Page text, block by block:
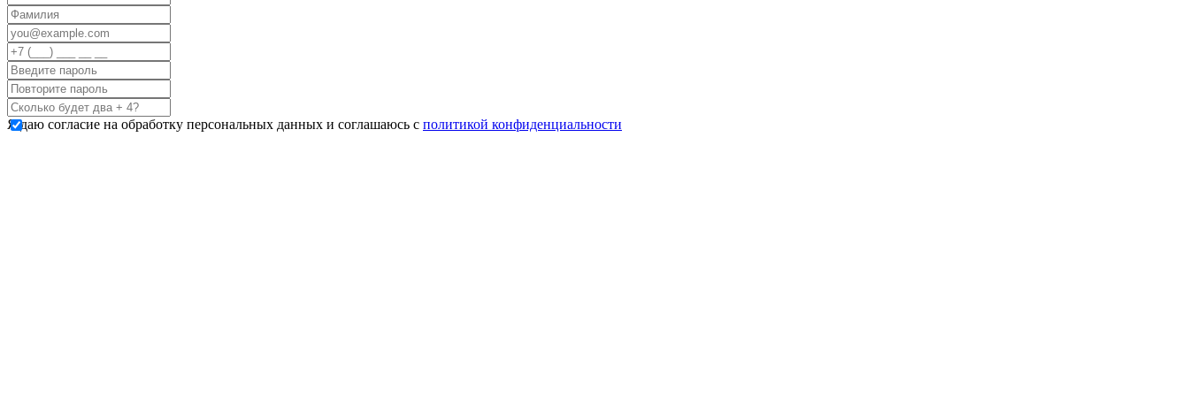
Я даю согласие на обработку персональных данных и соглашаюсь с политикой конфиденциальности